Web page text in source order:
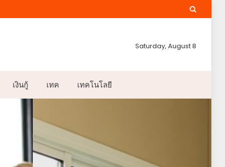
Saturday, August 8
เงินกู้ เทค เทคโนโลยี